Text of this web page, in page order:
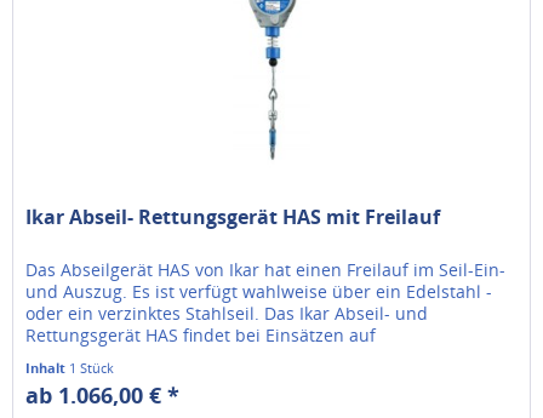
Ikar Abseil- Rettungsgerät HAS mit Freilauf
Das Abseilgerät HAS von Ikar hat einen Freilauf im Seil-Ein-
und Auszug. Es ist verfügt wahlweise über ein Edelstahl -
oder ein verzinktes Stahlseil. Das Ikar Abseil- und
Rettungsgerät HAS findet bei Einsätzen auf
hochgelegenen...
Inhalt 1 Stück
ab 1.066,00 € *